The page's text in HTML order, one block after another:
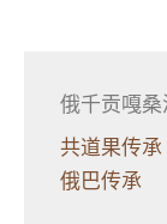
俄千贡嘎桑
共道果传承
俄巴传承